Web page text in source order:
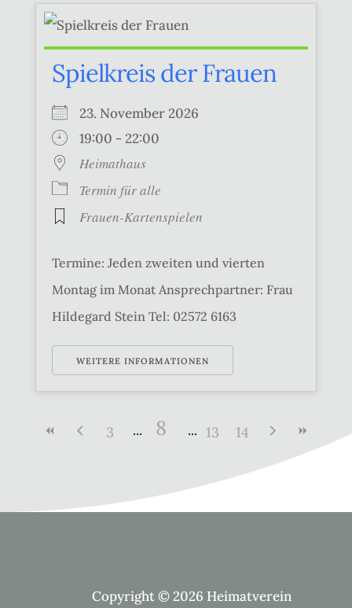
Spielkreis der Frauen
23. November 2026
19:00 - 22:00
Heimathaus
Termin für alle
Frauen-Kartenspielen
Termine: Jeden zweiten und vierten
Montag im Monat Ansprechpartner: Frau
Hildegard Stein Tel: 02572 6163
WEITERE INFORMATIONEN
3 8 13 14
Copyright © 2026 Heimatverein